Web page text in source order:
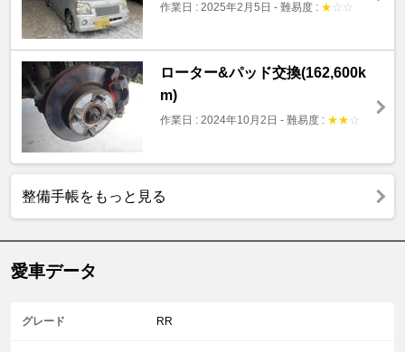
作業日 : 2025年2月5日 - 難易度 : ★ ☆ ☆
ローター&パッド交換(162,600k
m)
作業日 : 2024年10月2日 - 難易度 : ★★ ☆
整備手帳をもっと見る
愛車データ
グレード RR